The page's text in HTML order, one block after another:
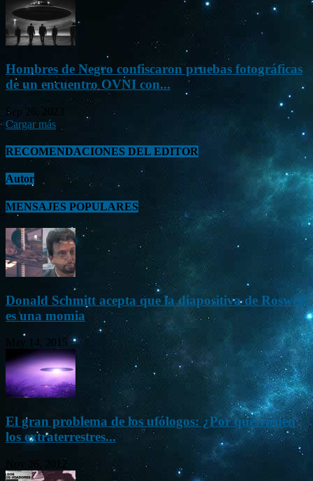
Hombres de Negro confiscaron pruebas fotográficas
de un encuentro OVNI con...
Sep 26, 2023
Cargar más
RECOMENDACIONES DEL EDITOR
Autor
MENSAJES POPULARES
Donald Schmitt acepta que la diapositiva de Roswell
es una momia
May 14, 2015
El gran problema de los ufólogos: ¿Por qué vienen
los extraterrestres...
Nov 26, 2012